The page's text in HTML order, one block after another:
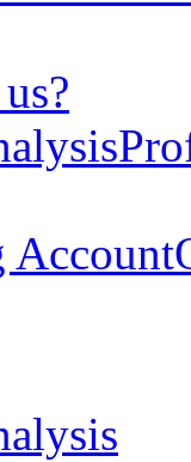
Account